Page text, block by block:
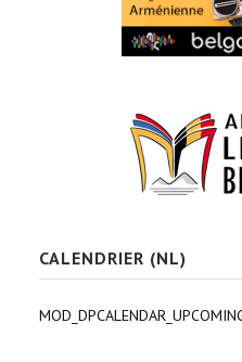
CALENDRIER (NL)